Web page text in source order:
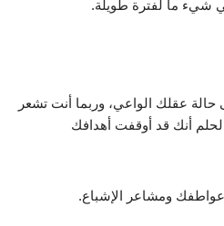
شيء ما لفترة طويلة.
حالة عقلك الواعي، وربما أنت تشعر
أنك قد أوقفت أهدافك
ومشاعر الإشباع.